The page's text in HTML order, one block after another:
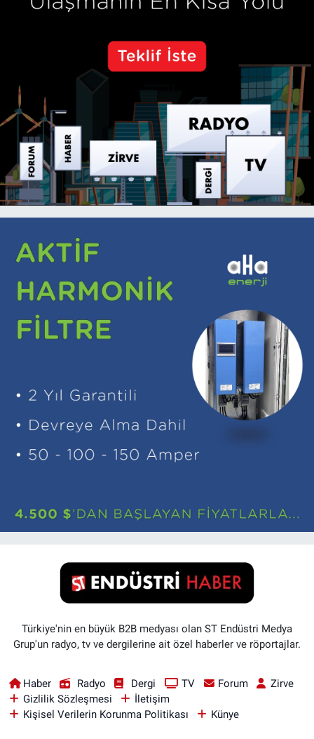
Türkiye'nin en büyük B2B medyası olan ST Endüstri Medya
Grup'un radyo, tv ve dergilerine ait özel haberler ve röportajlar.
Haber Radyo Dergi TV Forum
Zirve
Gizlilik Sözleşmesi
İletişim
Kişisel Verilerin Korunma Politikası
Künye